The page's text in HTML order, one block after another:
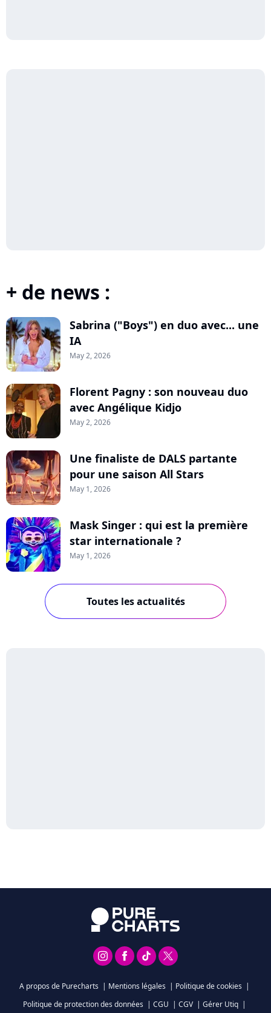
+ de news :
Sabrina ("Boys") en duo avec... une
IA
May 2, 2026
Florent Pagny : son nouveau duo
avec Angélique Kidjo
May 2, 2026
Une finaliste de DALS partante
pour une saison All Stars
May 1, 2026
Mask Singer : qui est la première
star internationale ?
May 1, 2026
Toutes les actualités
A propos de Purecharts | Mentions légales | Politique de cookies |
Politique de protection des données | CGU | CGV | Gérer Utiq |